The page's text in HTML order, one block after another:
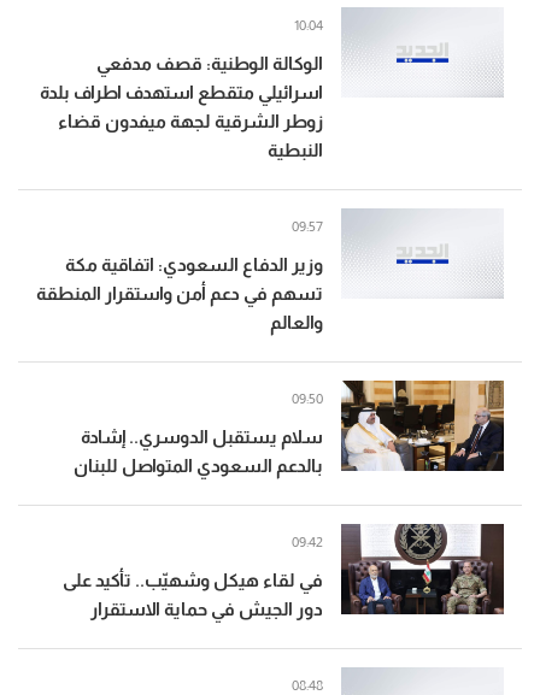
الوكالة الوطنية: قصف مدفعي
اسرائيلي متقطع استهدف اطراف بلدة
زوطر الشرقية لجهة ميفدون قضاء
النبطية
10:04
وزير الدفاع السعودي: اتفاقية مكة
تسهم في دعم أمن واستقرار المنطقة
والعالم
09:57
سلام يستقبل الدوسري.. إشادة
بالدعم السعودي المتواصل للبنان
09:50
في لقاء هيكل وشهيّب.. تأكيد على
دور الجيش في حماية الاستقرار
09:42
08:48